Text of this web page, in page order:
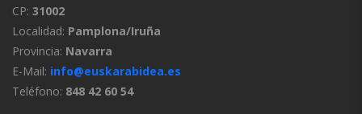
CP: 31002
Localidad: Pamplona/Iruña
Provincia: Navarra
E-Mail: info@euskarabidea.es
Teléfono: 848 42 60 54